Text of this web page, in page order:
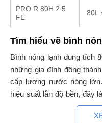
PRO R 80H 2.5
FE
80L
Tìm hiểu về bình
Bình nóng lạnh dung tích
những gia đình đông
cấp lượng nước nóng
hiệu suất lẫn độ bền, đây
tiện nghi và thoải mái cho